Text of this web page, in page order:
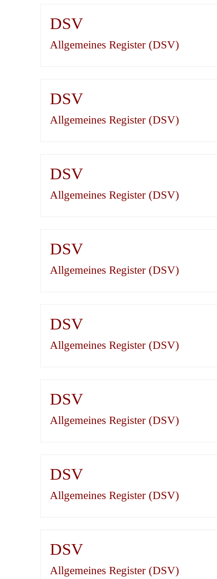
DSV
Allgemeines Register (DSV)
DSV
Allgemeines Register (DSV)
DSV
Allgemeines Register (DSV)
DSV
Allgemeines Register (DSV)
DSV
Allgemeines Register (DSV)
DSV
Allgemeines Register (DSV)
DSV
Allgemeines Register (DSV)
DSV
Allgemeines Register (DSV)